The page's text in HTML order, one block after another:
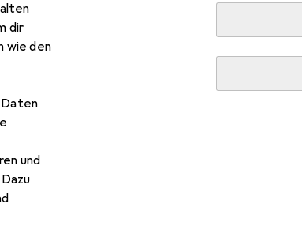
dir
wie den
Daten
und
Si quick charger IC 30W EU White